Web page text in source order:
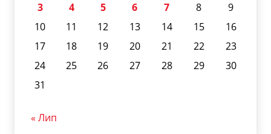
3
4 5 6 7 8
9
10
11 12 13 14 15
16
17
18 19 20 21 22
23
24
25 26 27 28 29
30
31
« Лип